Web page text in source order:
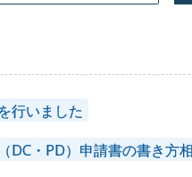
行いました
・PD）申請書の書き方